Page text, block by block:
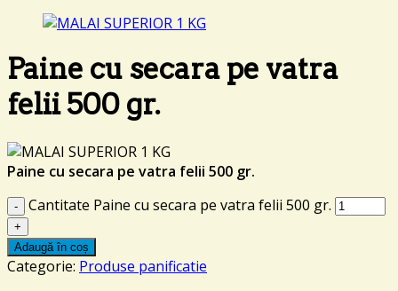
Paine cu secara pe vatra
felii 500 gr.
Paine cu secara pe vatra felii 500 gr.
Cantitate Paine cu secara pe vatra felii 500 gr.
Adaugă în coș
Categorie: Produse panificatie